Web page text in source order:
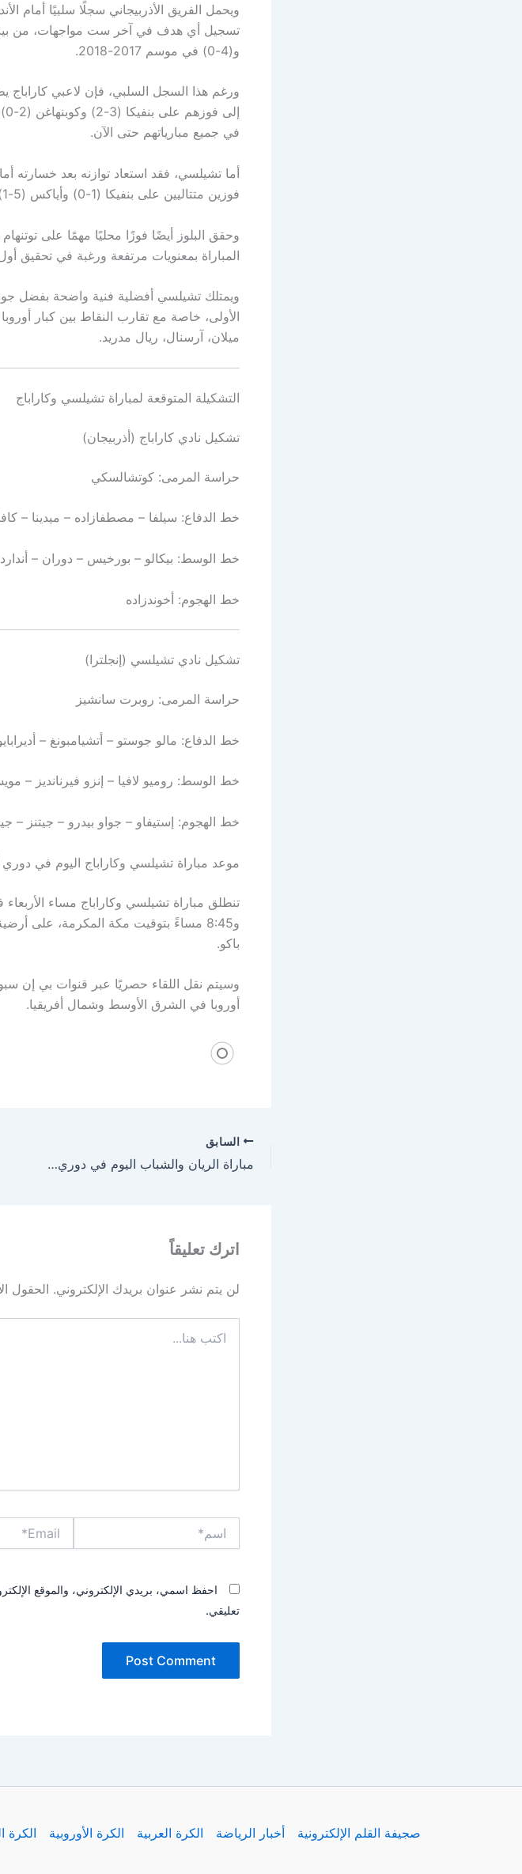
ويحمل الفريق الأذربيجاني سجلًا سلبيًا أمام
و(4-0) في موسم 2017-2018.
ورغم هذا السجل السلبي، فإن لاعبي كاراباج
في جميع مبارياتهم حتى الآن.
أما تشيلسي، فقد استعاد توازنه بعد خسارته
فوزين متتاليين على بنفيكا (1-0) وأياكس (5-1)، ليؤكد عودته القوية في المنافسة الأوروبية.
المباراة بمعنويات مرتفعة ورغبة في تحقيق
ويمتلك تشيلسي أفضلية فنية واضحة بفضل
الأولى، خاصة مع تقارب النقاط بين كبار
ميلان، آرسنال، ريال مدريد.
التشكيلة المتوقعة لمباراة تشيلسي وكاراباج
تشكيل نادي كاراباج (أذربيجان)
حراسة المرمى: كوتشالسكي
خط الدفاع: سيلفا – مصطفازاده – ميدينا –
خط الوسط: بيكالو – بورخيس – دوران –
خط الهجوم: أخوندزاده
تشكيل نادي تشيلسي (إنجلترا)
حراسة المرمى: روبرت سانشيز
خط الدفاع: مالو جوستو – أتشيامبونغ –
خط الوسط: روميو لافيا – إنزو فيرنانديز –
خط الهجوم: إستيفاو – جواو بيدرو – جيتنز –
موعد مباراة تشيلسي وكاراباج اليوم في دوري
و8:45 مساءً بتوقيت مكة المكرمة، على
باكو.
وسيتم نقل اللقاء حصريًا عبر قنوات بي إن
أوروبا في الشرق الأوسط وشمال أفريقيا.
السابق
مباراة الريان والشباب اليوم في دوري أبطال الخليج
اترك تعليقاً
لن يتم نشر عنوان بريدك الإلكتروني. الحقول
هنا...
احفظ اسمي، بريدي الإلكتروني، والموقع
تعليقي.
صجيفة القلم الإلكترونية أخبار الرياضة الكرة العربية الكرة الأوروبية الكرة